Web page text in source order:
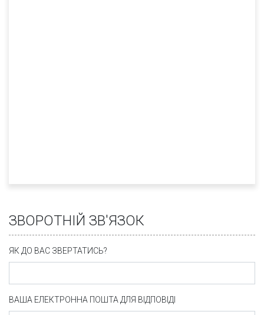
ЗВОРОТНІЙ ЗВ'ЯЗОК
ЯК ДО ВАС ЗВЕРТАТИСЬ?
ВАША ЕЛЕКТРОННА ПОШТА ДЛЯ ВІДПОВІДІ